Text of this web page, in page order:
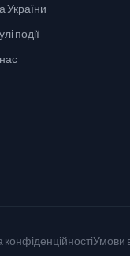
України
події
конфіденційностіУмови